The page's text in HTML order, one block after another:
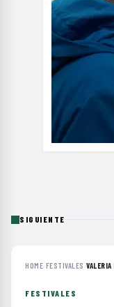
SIGUIENTE
HOME›FESTIVALES ›
FESTIVALES